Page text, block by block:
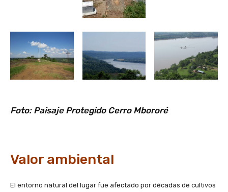
Foto: Paisaje Protegido Cerro Mbororé
Valor ambiental
El entorno natural del lugar fue afectado por décadas de cultivos